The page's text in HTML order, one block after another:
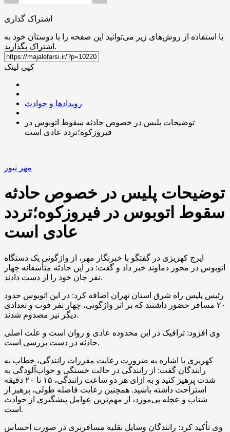
اشتراک گذاری
با استفاده از روش‌های زیر می‌توانید این صفحه را با دوستان خود به
اشتراک بگذارید.
کپی لینک
رویدادها و حوادث
توضیحات پلیس در خصوص حادثه سقوط اتوبوس در
فیروزکوه؛تردد عادی است
مهر نیوز
توضیحات پلیس در خصوص حادثه
سقوط اتوبوس در فیروزکوه؛تردد
عادی است
ایرج کهریزی در گفتگو با خبرنگار مهر، از واژگونی یک دستگاه
اتوبوس در محور دماوند خبر داد و گفت: در این حادثه متأسفانه چهار
نفر جان خود را از دست دادند.
رئیس پلیس راه شرق استان تهران اضافه کرد: در این اتوبوس حدود
۲۰ مسافر حضور داشتند که بر اثر واژگونی، چهار نفر فوت و تعدادی
دیگر نیز مصدوم شدند.
وی افزود: ترافیک در این محدوده عادی و روان است و علت اصلی
حادثه در دست بررسی است.
کهریزی با اشاره به ضرورت رعایت مقررات رانندگی، خطاب به
رانندگان گفت: از رانندگی در حالت خستگی و خواب‌آلودگی به
شدت پرهیز کنید و به ازای هر دو ساعت رانندگی، ۱۵ تا ۲۰ دقیقه
استراحت داشته باشید. همچنین رعایت فاصله طولی، پرهیز از
شتاب و عجله بی‌مورد، از مهم‌ترین عوامل پیشگیری از حوادث
است.
وی تأکید کرد: رانندگان وسایل نقلیه مسافربری در صورت احساس